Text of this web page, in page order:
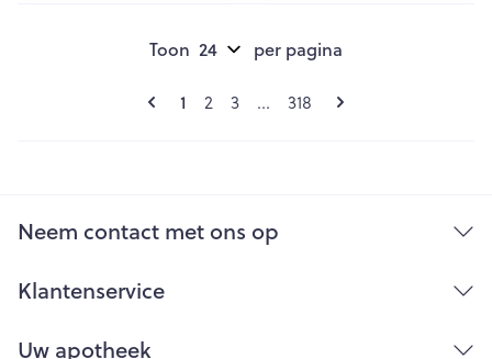
Pagina's
U lees momenteel pagina
1 Pagina
2 Pagina
3 ... Pagina
318
Toon per pagina
Neem contact met ons op
Klantenservice
Uw apotheek